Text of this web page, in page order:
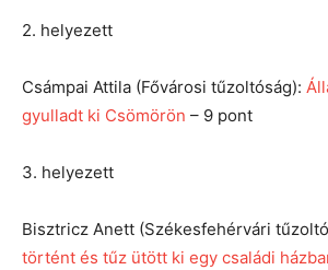
2. helyezett
Csámpai Attila (Fővárosi tűzoltóság):
gyulladt ki Csömörön – 9 pont
3. helyezett
Bisztricz Anett (Székesfehérvári
történt és tűz ütött ki egy családi